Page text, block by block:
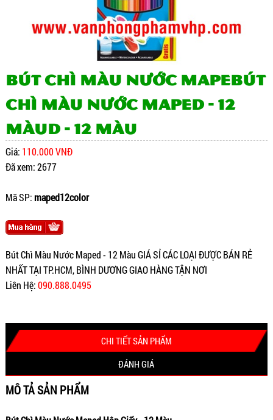
Bút Chì Màu Nước MapeBút
Chì Màu Nước Maped - 12
Màud - 12 Màu
Giá: 110.000 VNĐ
Đã xem: 2677
Mã SP:maped12color
Bút Chì Màu Nước Maped - 12 Màu GIÁ SỈ CÁC LOẠI ĐƯỢC BÁN RẺ
NHẤT TẠI TP.HCM, BÌNH DƯƠNG GIAO HÀNG TẬN NƠI
Liên Hệ:090.888.0495
CHI TIẾT SẢN PHẨM
ĐÁNH GIÁ
MÔ TẢ SẢN PHẨM